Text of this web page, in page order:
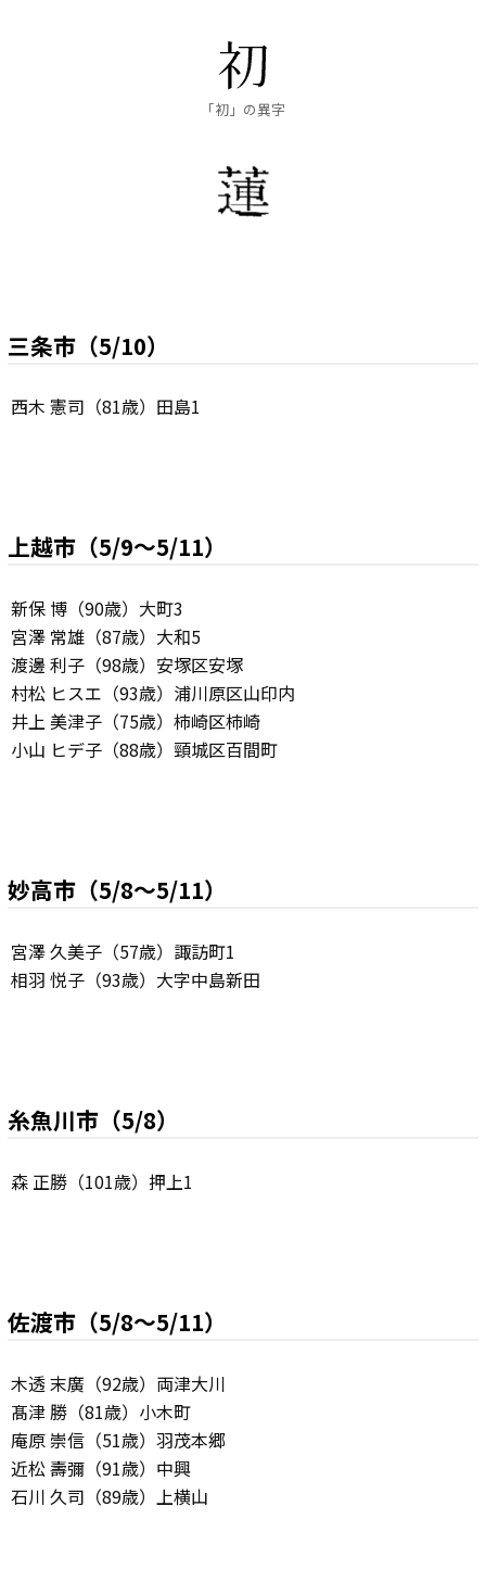
「初」の異字
三条市（5/10）
西木 憲司（81歳）田島1
上越市（5/9～5/11）
新保 博（90歳）大町3
宮澤 常雄（87歳）大和5
渡邊 利子（98歳）安塚区安塚
村松 ヒスエ（93歳）浦川原区山印内
井上 美津子（75歳）柿崎区柿崎
小山 ヒデ子（88歳）頸城区百間町
妙高市（5/8～5/11）
宮澤 久美子（57歳）諏訪町1
相羽 悦子（93歳）大字中島新田
糸魚川市（5/8）
森 正勝（101歳）押上1
佐渡市（5/8～5/11）
木透 末廣（92歳）両津大川
髙津 勝（81歳）小木町
庵原 崇信（51歳）羽茂本郷
近松 壽彌（91歳）中興
石川 久司（89歳）上横山